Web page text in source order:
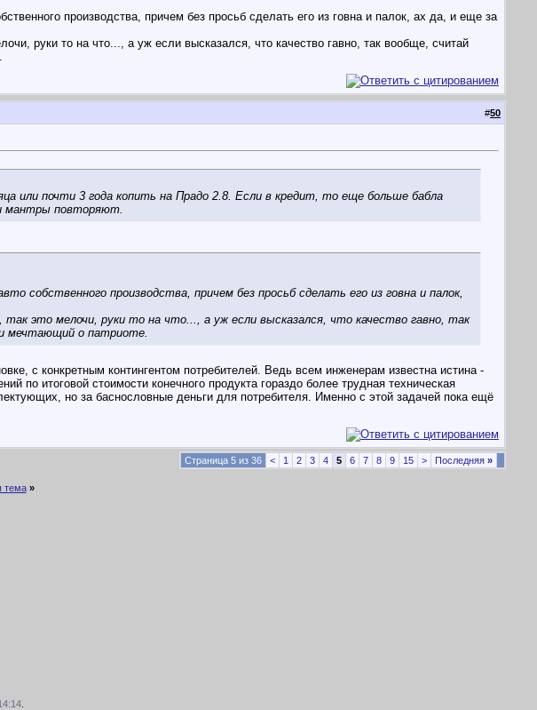
производства, причем без просьб сделать его из говна и палок, ах да, и еще за
руки то на что..., а уж если высказался, что качество гавно, так вообще, считай
#50
или почти 3 года копить на Прадо 2.8. Если в кредит, то еще больше бабла
мантры повторяют.
собственного производства, причем без просьб сделать его из говна и палок,
это мелочи, руки то на что..., а уж если высказался, что качество гавно, так
мечтающий о патриоте.
с конкретным контингентом потребителей. Ведь всем инженерам известна истина -
по итоговой стоимости конечного продукта гораздо более трудная техническая
но за баснословные деньги для потребителя. Именно с этой задачей пока ещё
Страница 5 из 36 < 1 2 3 4 5 6 7 8 9 15 > Последняя »
тема »
.